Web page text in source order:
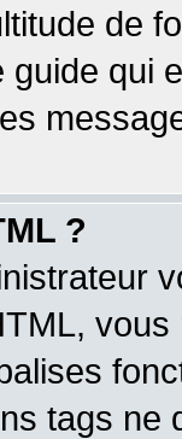
de
guide qui
?
tags ne